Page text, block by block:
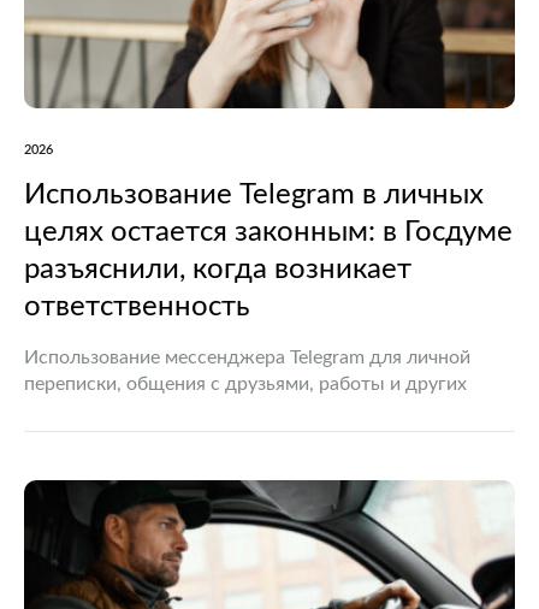
2026
Использование Telegram в личных
целях остается законным: в Госдуме
разъяснили, когда возникает
ответственность
Использование мессенджера Telegram для личной
переписки, общения с друзьями, работы и других
российского законодательства. Такое разъяснение 29
Государственной думы по…